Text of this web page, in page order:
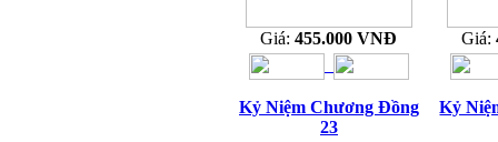
Giá:455.000 VNĐ Giá:
Kỷ Niệm Chương Đồng
23
Kỷ